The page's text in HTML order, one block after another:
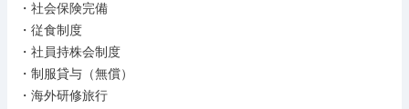
・社会保険完備
・従食制度
・社員持株会制度
・制服貸与（無償）
・海外研修旅行